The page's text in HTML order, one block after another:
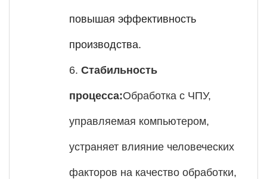
повышая эффективность
производства.
6. Стабильность
процесса:Обработка с ЧПУ,
управляемая компьютером,
устраняет влияние человеческих
факторов на качество обработки,